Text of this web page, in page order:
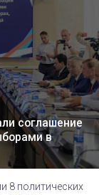
соглашение
в
8 политических